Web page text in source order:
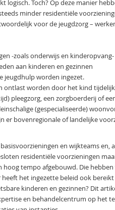
logisch. Toch? Op deze manier
minder residentiële
voor de jeugdzorg –
-zoals onderwijs en
aan kinderen en gezinnen
jeugdhulp worden ingezet.
ontlast worden door het kind
pleegzorg, een zorgboerderij of
(gespecialiseerde)
er bovenregionale of landelijke
en wijkteams en,
residentiële voorzieningen
hoog tempo afgebouwd. Die
het ingezette beleid ook
kinderen en gezinnen? Dit
en behandelcentrum op het